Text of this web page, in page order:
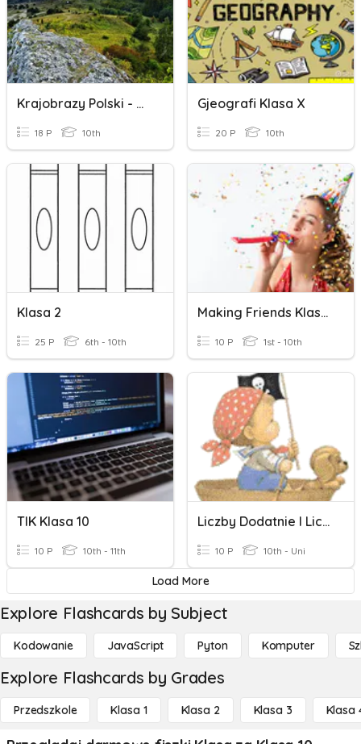
Krajobrazy Polski - Wyżyny Klasa 5
18 P 10th
Gjeografi Klasa X
20 P 10th
Klasa 2
25 P 6th - 10th
Making Friends Klasa 7
10 P 1st - 10th
TIK Klasa 10
10 P 10th - 11th
Liczby Dodatnie I Liczby Ujemne. Klasa 6
10 P 10th - Uni
Load More
Explore Flashcards by Subject
Kodowanie JavaScript Pyton Komputer
Explore Flashcards by Grades
Przedszkole Klasa 1 Klasa 2 Klasa 3 Klasa